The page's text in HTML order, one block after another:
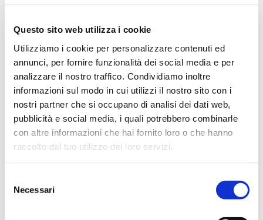
Questo sito web utilizza i cookie
Utilizziamo i cookie per personalizzare contenuti ed
annunci, per fornire funzionalità dei social media e per
analizzare il nostro traffico. Condividiamo inoltre
informazioni sul modo in cui utilizzi il nostro sito con i
nostri partner che si occupano di analisi dei dati web,
pubblicità e social media, i quali potrebbero combinarle
con altre informazioni che hai fornito loro o che hanno
raccolto dal tuo utilizzo dei loro servizi.
delNecessari
Contattaci direttamente
Tel:0422.1835373